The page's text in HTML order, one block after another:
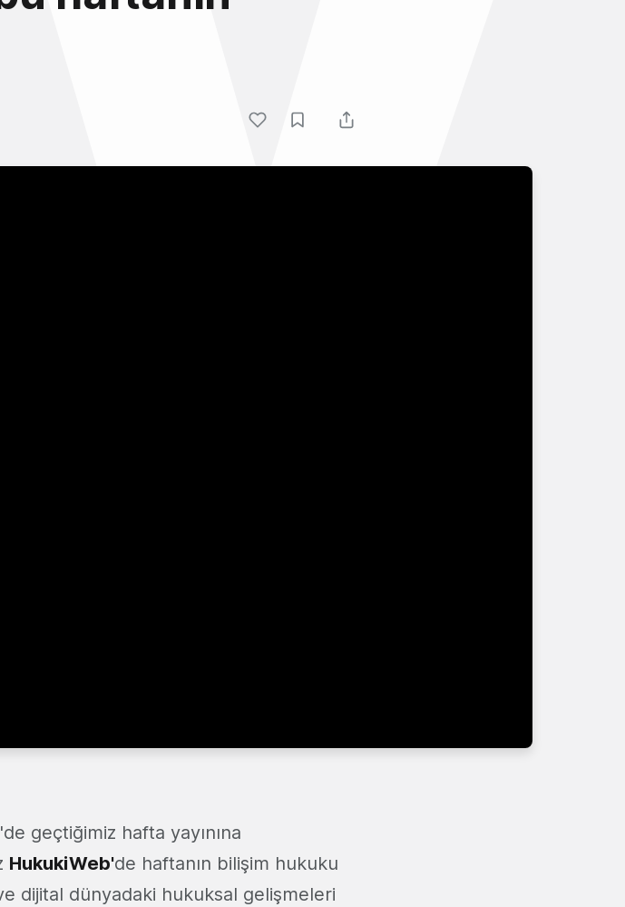
geçtiğimiz hafta yayınına
HukukiWeb'de haftanın bilişim hukuku
dijital dünyadaki hukuksal gelişmeleri